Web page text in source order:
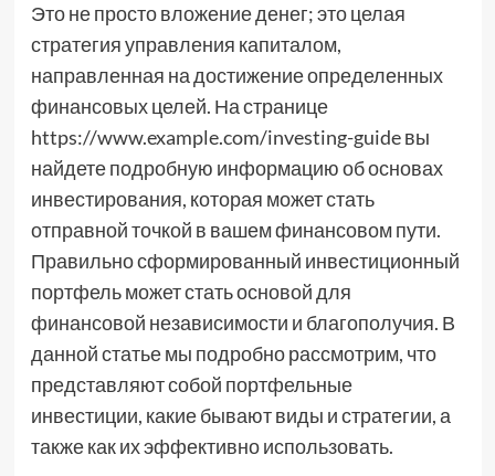
Это не просто вложение денег; это целая
стратегия управления капиталом,
направленная на достижение определенных
финансовых целей. На странице
https://www.example.com/investing-guide вы
найдете подробную информацию об основах
инвестирования, которая может стать
отправной точкой в вашем финансовом пути.
Правильно сформированный инвестиционный
портфель может стать основой для
финансовой независимости и благополучия. В
данной статье мы подробно рассмотрим, что
представляют собой портфельные
инвестиции, какие бывают виды и стратегии, а
также как их эффективно использовать.